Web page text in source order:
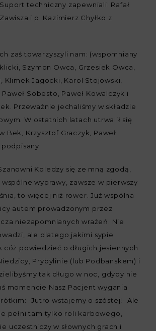
techniczny zapewniali: Rafał
i p. Kazimierz Chyłko z
zaś towarzyszyli nam: (wspomniany
Szymon Owca, Grzesiek Owca,
Klimek Jagocki, Karol Stojowski,
Sobesto, Paweł Kowalczyk i
Przeważnie jechaliśmy w składzie
W ostatnich latach utrwalił się
Bek, Krzysztof Graczyk, Paweł
Koledzy się ze mną zgodą,
wyprawy, zawsze w pierwszy
to więcej niż rower. Już wspólna
autem prowadzonym przez
niezapomnianych wrażeń. Nie
ale dlatego jakimi sypie
cóż powiedzieć o długich jesiennych
Prybylinie (lub Podbanskem) i
tak długo w noc, gdyby nie
momencie Nasz Pacjent wygania
-Jutro wstajemy o szóstej!- Ale
pełni tam tylko roli karbowego,
uczestniczy w słownych grach i